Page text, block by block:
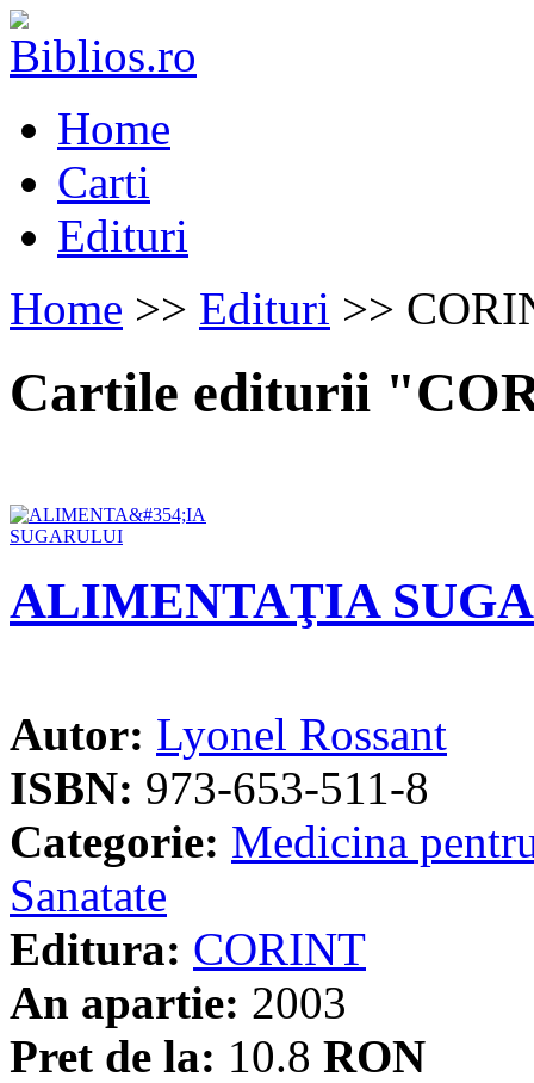
Home
Carti
Edituri
Home >> Edituri >>
Cartile editurii
ALIMENTAŢIA
Autor: Lyonel Rossant
ISBN: 973-653-511-8
Categorie: Medicina
Sanatate
Editura: CORINT
An apartie: 2003
Pret de la: 10.8 RON